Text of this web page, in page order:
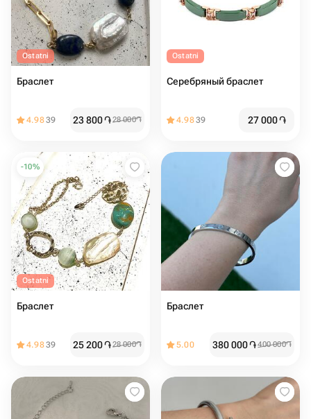
Ostatni
Браслет
4.9839 23 800֏28 000֏
Ostatni
Серебряный браслет
4.9839 27 000֏
-10%
Ostatni
Браслет
4.9839 25 200֏28 000֏
Браслет
5.00 380 000֏400 000֏